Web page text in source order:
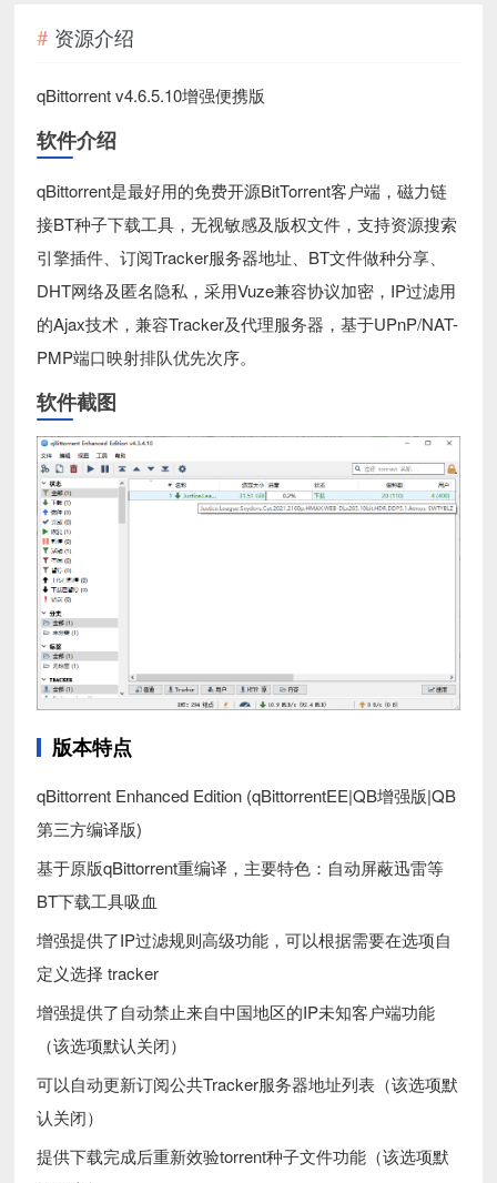
资源介绍
qBittorrent v4.6.5.10增强便携版
软件介绍
qBittorrent是最好用的免费开源BitTorrent客户端，磁力链
接BT种子下载工具，无视敏感及版权文件，支持资源搜索
引擎插件、订阅Tracker服务器地址、BT文件做种分享、
DHT网络及匿名隐私，采用Vuze兼容协议加密，IP过滤用
的Ajax技术，兼容Tracker及代理服务器，基于UPnP/NAT-
PMP端口映射排队优先次序。
软件截图
版本特点
qBittorrent Enhanced Edition (qBittorrentEE|QB增强版|QB
第三方编译版)
基于原版qBittorrent重编译，主要特色：自动屏蔽迅雷等
BT下载工具吸血
增强提供了IP过滤规则高级功能，可以根据需要在选项自
定义选择 tracker
增强提供了自动禁止来自中国地区的IP未知客户端功能
（该选项默认关闭）
可以自动更新订阅公共Tracker服务器地址列表（该选项默
认关闭）
提供下载完成后重新效验torrent种子文件功能（该选项默